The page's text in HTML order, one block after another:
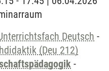
Deutsch -
(Deu 212)
-